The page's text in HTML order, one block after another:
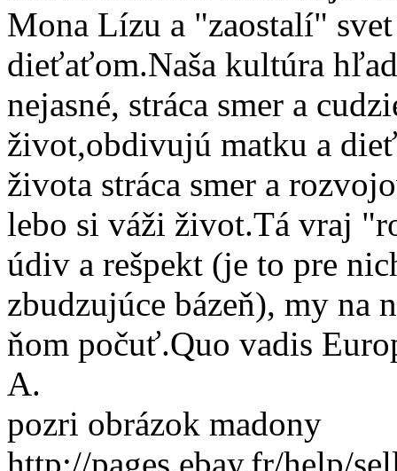
Mona Lízu a "zaostalí"
dieťaťom.Naša kultúra
nejasné, stráca smer a
život,obdivujú matku a
života stráca smer a
lebo si váži život.Tá vraj
údiv a rešpekt (je to pre
zbudzujúce bázeň), my na
ňom počuť.Quo vadis
A.
pozri obrázok madony
http://pages.ebay.fr/help/